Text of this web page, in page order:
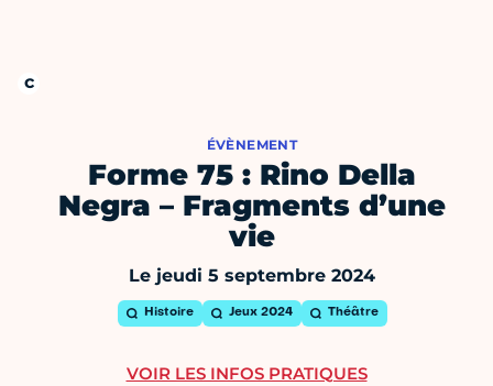
ÉVÈNEMENT
Forme 75 : Rino Della
Negra – Fragments d’une
vie
Le jeudi 5 septembre 2024
Histoire Jeux 2024 Théâtre
VOIR LES INFOS PRATIQUES